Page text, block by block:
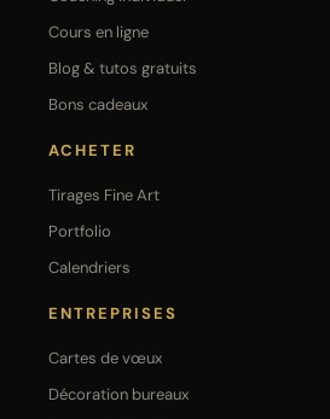
Cours en ligne
Blog & tutos gratuits
Bons cadeaux
ACHETER
Tirages Fine Art
Portfolio
Calendriers
ENTREPRISES
Cartes de vœux
Décoration bureaux